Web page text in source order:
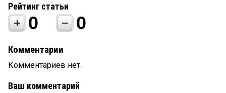
Рейтинг статьи
0 0
Комментарии
Комментариев нет.
Ваш комментарий